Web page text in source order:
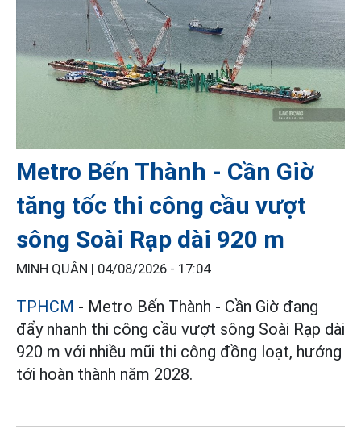
Metro Bến Thành - Cần Giờ
tăng tốc thi công cầu vượt
sông Soài Rạp dài 920 m
MINH QUÂN | 04/08/2026 - 17:04
TPHCM - Metro Bến Thành - Cần Giờ đang
đẩy nhanh thi công cầu vượt sông Soài Rạp dài
920 m với nhiều mũi thi công đồng loạt, hướng
tới hoàn thành năm 2028.